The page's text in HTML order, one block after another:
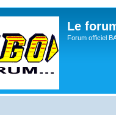
Le
Forum officiel